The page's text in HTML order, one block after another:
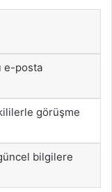
e-posta
görüşme
bilgilere